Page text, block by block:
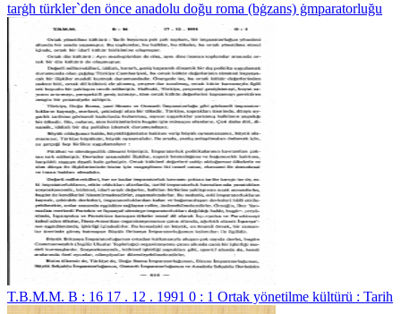
tarġh türkler`den önce anadolu doğu roma (bġzans) ġmparatorluğu
T.B.M.M. B : 16 17 . 12 . 1991 0 : 1 Ortak yönetilme kültürü : Tarih